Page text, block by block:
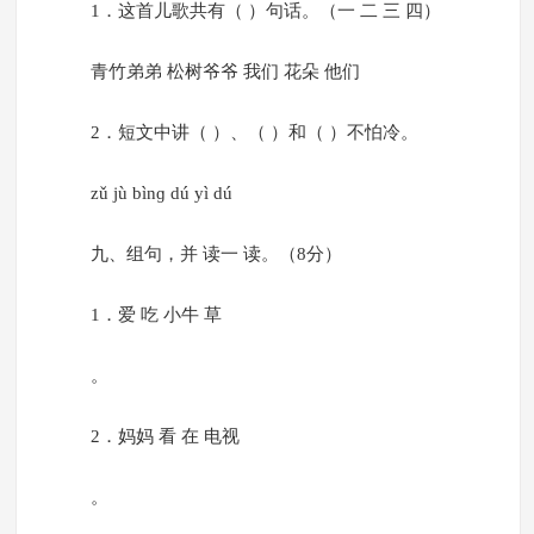
1．这首儿歌共有（ ）句话。（一 二 三 四）
青竹弟弟 松树爷爷 我们 花朵 他们
2．短文中讲（ ）、（ ）和（ ）不怕冷。
zǔ jù bìnɡ dú yì dú
九、组句，并 读一 读。（8分）
1．爱 吃 小牛 草
。
2．妈妈 看 在 电视
。